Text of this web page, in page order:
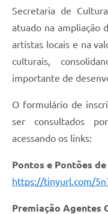
Secretaria de
atuado na ampliação
artistas locais e na
culturais,
importante de
O formulário de
ser consultados
acessando os links:
Pontos e Pontões
https://tinyurl.com/
Premiação Agentes